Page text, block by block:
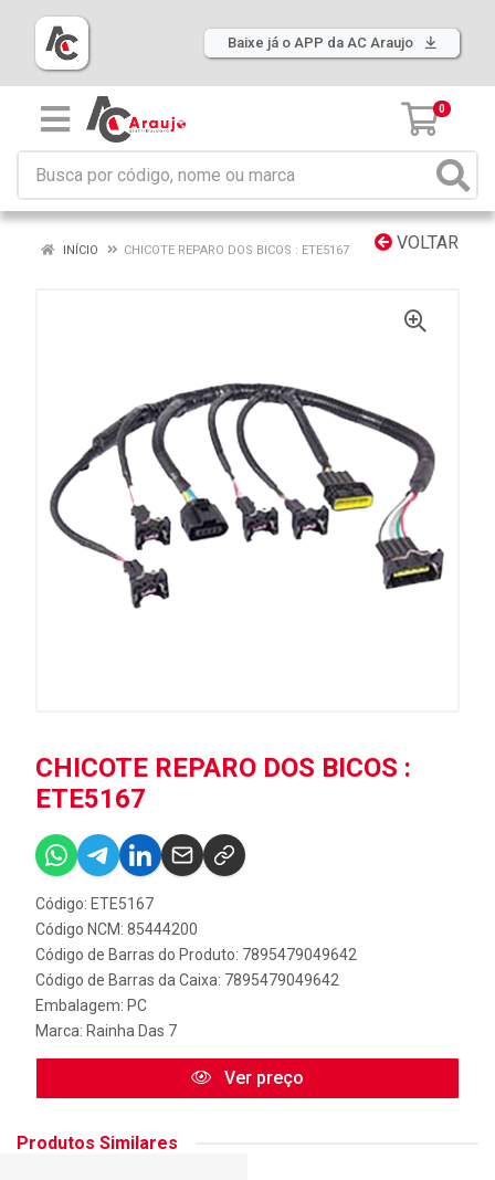
Baixe já o APP da AC Araujo
0
VOLTAR
INÍCIO CHICOTE REPARO DOS BICOS : ETE5167
CHICOTE REPARO DOS BICOS :
ETE5167
Código: ETE5167
Código NCM: 85444200
Código de Barras do Produto: 7895479049642
Código de Barras da Caixa: 7895479049642
Embalagem: PC
Marca: Rainha Das 7
Ver preço
Produtos Similares